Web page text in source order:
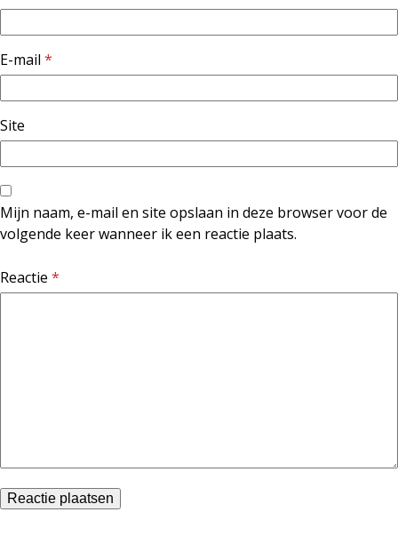
E-mail *
Site
Mijn naam, e-mail en site opslaan in deze browser voor de
volgende keer wanneer ik een reactie plaats.
Reactie *